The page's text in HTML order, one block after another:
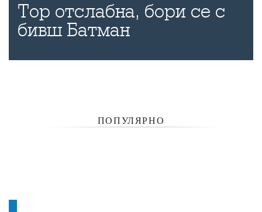
Тор отслабна, бори се с
бивш Батман
ПОПУЛЯРНО